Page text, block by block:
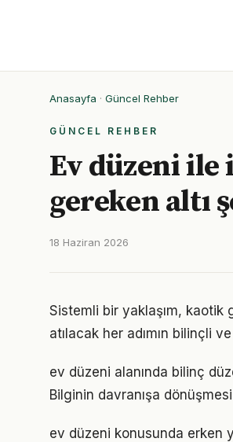
Anasayfa · Güncel Rehber
GÜNCEL REHBER
Ev düzeni
gereken altı
18 Haziran 2026
Sistemli bir yaklaşım, kaotik
atılacak her adımın bilinçli ve
ev düzeni alanında bilinç
Bilginin davranışa
ev düzeni konusunda erken